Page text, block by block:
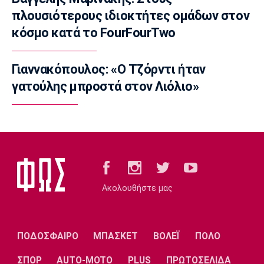
Επικαιρότητα
Θεσσαλονίκη: Χειροπέδες σε τέσσερα
άτομα
Conference League
Παναθηναϊκός: Η αποστολή για το ματς με τη
Επέστρεψε στη Μακάμπι Τελ Αβίβ ο Σέιν
13:30
πράγματα»
πλουσιότερους ιδιοκτήτες ομάδων στον
κόσμο κατά το FourFourTwo
Γιαννακόπουλος: «Ο Τζόρντι ήταν
γατούλης μπροστά στον Λιόλιο»
Ακολουθήστε μας
ΠΟΔΟΣΦΑΙΡΟ ΜΠΑΣΚΕΤ ΒΟΛΕΪ ΠΟΛΟ
ΣΠΟΡ AUTO-MOTO PLUS ΠΡΩΤΟΣΕΛΙΔΑ